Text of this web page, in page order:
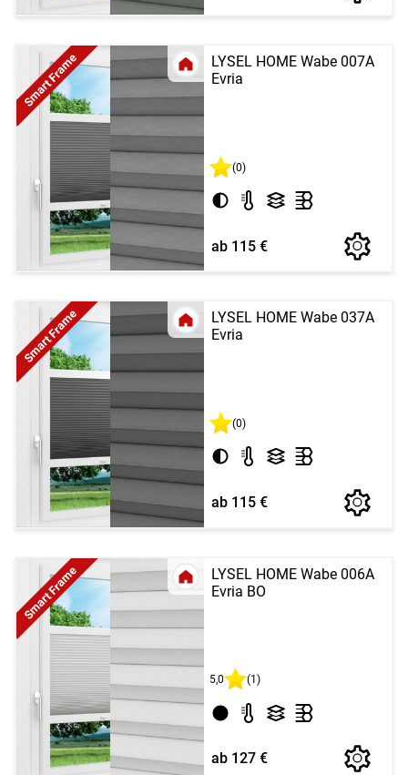
LYSEL HOME Wabe 007A
Evria
Smart Frame
(0)
ab 115 €
LYSEL HOME Wabe 037A
Evria
Smart Frame
(0)
ab 115 €
LYSEL HOME Wabe 006A
Evria BO
Smart Frame
5,0 (1)
ab 127 €